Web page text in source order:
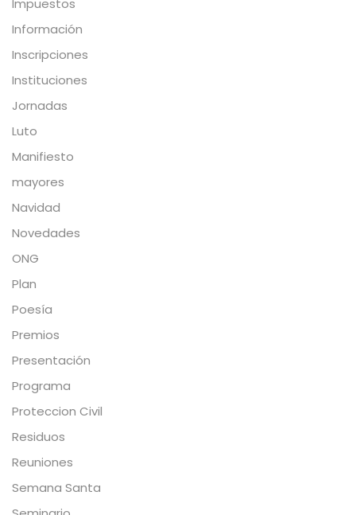
Impuestos
Información
Inscripciones
Instituciones
Jornadas
Luto
Manifiesto
mayores
Navidad
Novedades
ONG
Plan
Poesía
Premios
Presentación
Programa
Proteccion Civil
Residuos
Reuniones
Semana Santa